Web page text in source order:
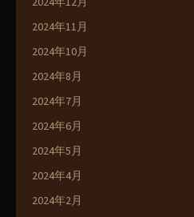
2024年11月
2024年10月
2024年8月
2024年7月
2024年6月
2024年5月
2024年4月
2024年2月